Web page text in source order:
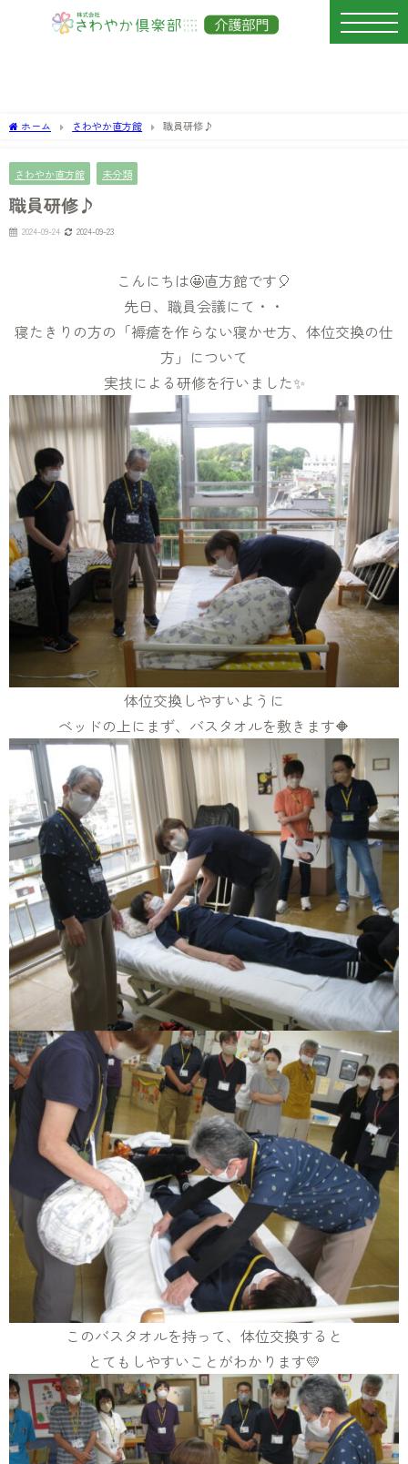
ホーム さわやか直方館 職員研修♪
さわやか直方館 未分類
職員研修♪
2024-09-24 2024-09-23
こんにちは🤩直方館です🎈
先日、職員会議にて・・
寝たきりの方の「褥瘡を作らない寝かせ方、体位交換の仕
方」について
実技による研修を行いました✨
体位交換しやすいように
ベッドの上にまず、バスタオルを敷きます🔶
このバスタオルを持って、体位交換すると
とてもしやすいことがわかります💛